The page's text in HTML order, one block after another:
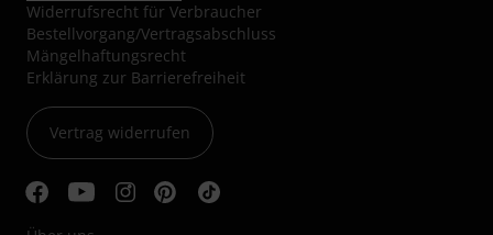
Widerrufsrecht für Verbraucher
Bestellvorgang/Vertragsabschluss
Mängelhaftungsrecht
Erklärung zur Barrierefreiheit
Vertrag widerrufen